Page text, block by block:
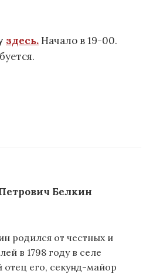
здесь.Начало в 19-00.
Белкин
родился от честных и
в 1798 году в селе
его, секунд-майор